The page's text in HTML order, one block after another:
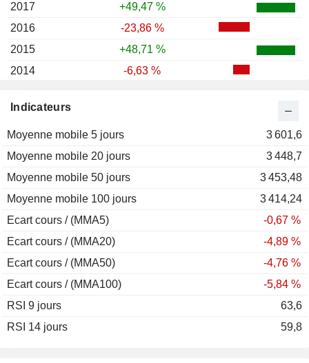
Indicateurs
Moyenne mobile 5 jours
3 601,6
Moyenne mobile 20 jours
3 448,7
Moyenne mobile 50 jours
3 453,48
Moyenne mobile 100 jours
3 414,24
Ecart cours / (MMA5)
-0,67 %
Ecart cours / (MMA20)
-4,89 %
Ecart cours / (MMA50)
-4,76 %
Ecart cours / (MMA100)
-5,84 %
RSI 9 jours
63,6
RSI 14 jours
59,8
2017
+49,47 %
2016
-23,86 %
2015
+48,71 %
2014
-6,63 %
2012
2011
+43,37 %
2010
+8,54 %
2009
-5,91 %
2008
-35,44 %
2007
2006
2005
2004
2003
2002